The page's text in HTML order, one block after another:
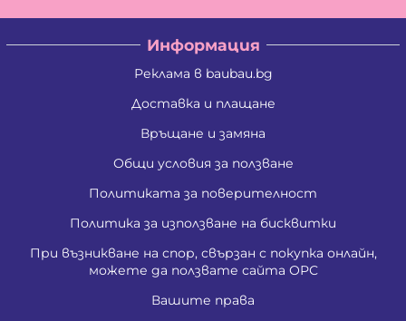
Информация
Реклама в baubau.bg
Доставка и плащане
Връщане и замяна
Общи условия за ползване
Политиката за поверителност
Политика за използване на бисквитки
При възникване на спор, свързан с покупка онлайн,
можете да ползвате сайта ОРС
Вашите права